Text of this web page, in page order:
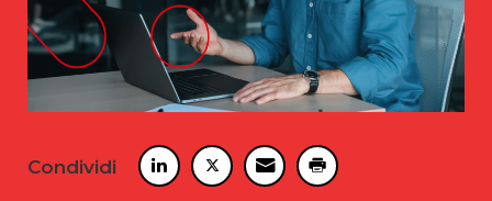
Erica Dhawan
Condividi